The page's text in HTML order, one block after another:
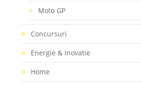
Moto GP
Concursuri
Energie & Inovatie
Home